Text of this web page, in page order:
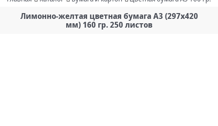
Лимонно-желтая цветная бумага А3 (297х420
мм) 160 гр. 250 листов